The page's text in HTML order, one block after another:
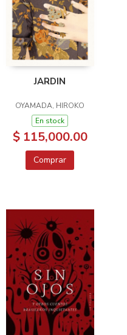
JARDIN
OYAMADA, HIROKO
En stock
$ 115,000.00
Comprar